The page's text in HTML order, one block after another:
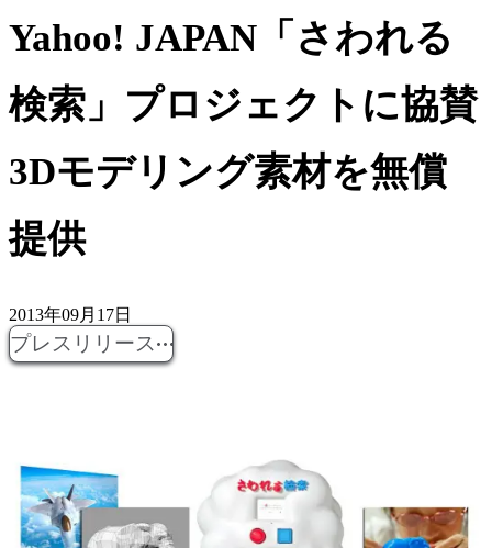
Yahoo! JAPAN「さわれる
検索」プロジェクトに協賛
3Dモデリング素材を無償
提供
2013年09月17日
プレスリリース